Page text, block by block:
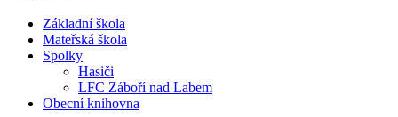
Základní škola
Mateřská škola
Spolky
Hasiči
LFC Záboří nad Labem
Obecní knihovna